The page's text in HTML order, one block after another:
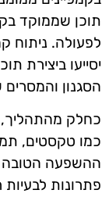
תוכן שממוקד
לפעולה. ניתוח
יסייעו ביצירת
הסגנון
כחלק מהתהליך,
כמו טקסטים,
ההשפעה הטובה
פתרונות לבעיות